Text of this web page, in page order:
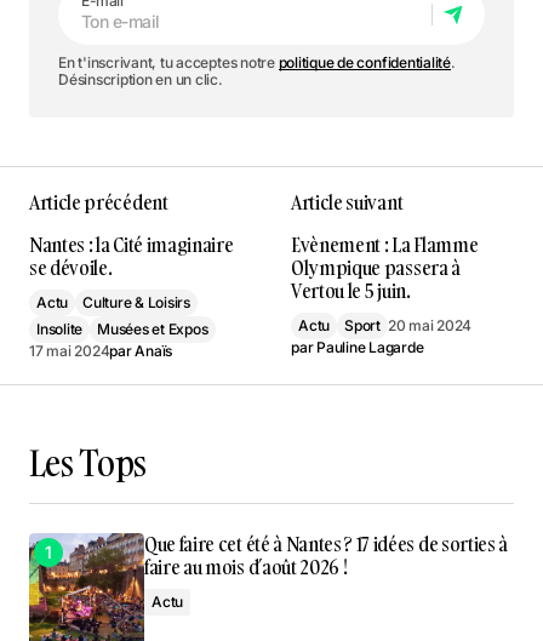
En t'inscrivant, tu acceptes notre politique de confidentialité.
Désinscription en un clic.
Article précédent
Nantes : la Cité imaginaire
se dévoile.
Actu
Culture & Loisirs
Insolite
Musées et Expos
17 mai 2024parAnaïs
Article suivant
Evènement : La Flamme
Olympique passera à
Vertou le 5 juin.
Actu Sport 20 mai 2024
par Pauline Lagarde
Les Tops
Que faire cet été à Nantes ? 17 idées de sorties à
faire au mois d’août 2026 !
Actu